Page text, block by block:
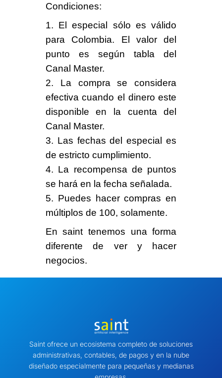
Condiciones:
1. El especial sólo esválido
para Colombia. El valor del
punto es según tabla del
Canal Master.
2. La compra se considera
efectiva cuando el dinero este
disponible en la cuenta del
Canal Master.
3. Las fechas del especial es
de estricto cumplimiento.
4. La recompensa de puntos
se hará en la fecha señalada.
5. Puedes hacer compras en
múltiplos de 100, solamente.
En saint tenemos unaforma
diferente de ver y hacer
negocios.
Saint ofrece un ecosistema completo de soluciones
administrativas, contables, de pagos y en la nube
diseñado especialmente para pequeñas y medianas